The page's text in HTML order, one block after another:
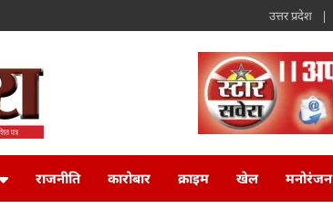
उत्तर प्रदेश
राजनीति कारोबार क्राइम खेल मनोरंजन